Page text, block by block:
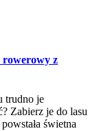
rowerowy z
trudno je
Zabierz je do lasu
świetna